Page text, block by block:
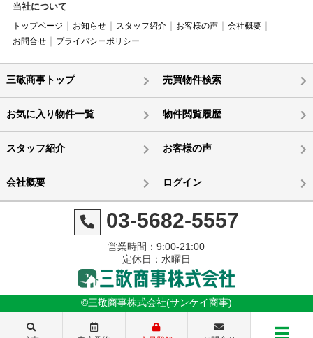
当社について
トップページ お知らせ スタッフ紹介 お客様の声
会社概要
お問合せ
プライバシーポリシー
三敬商事トップ 売買物件検索
お気に入り物件一覧 物件閲覧履歴
スタッフ紹介 お客様の声
会社概要 ログイン
03-5682-5557
営業時間：9:00-21:00
定休日：水曜日
©三敬商事株式会社(サンケイ商事)